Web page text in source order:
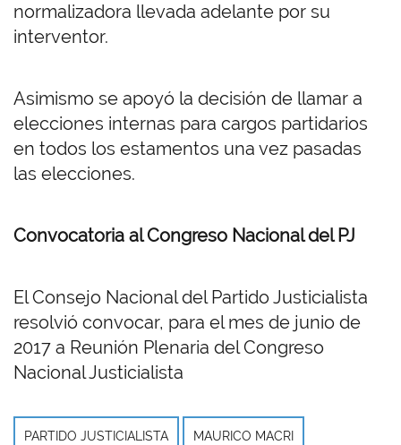
normalizadora llevada adelante por su
interventor.
Asimismo se apoyó la decisión de llamar a
elecciones internas para cargos partidarios
en todos los estamentos una vez pasadas
las elecciones.
Convocatoria al Congreso Nacional del PJ
El Consejo Nacional del Partido Justicialista
resolvió convocar, para el mes de junio de
2017 a Reunión Plenaria del Congreso
Nacional Justicialista
PARTIDO JUSTICIALISTA MAURICO MACRI